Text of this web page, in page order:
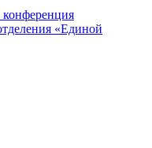
«Единой